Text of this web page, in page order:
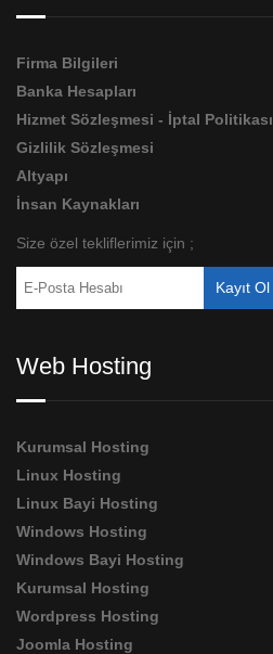
Firma Bilgileri
Banka Hesapları
Hizmet Sözleşmesi - İptal Politikası
Gizlilik Sözleşmesi
Altyapı
İnsan Kaynakları
Size özel tekliflerimiz için ;
Web Hosting
Kurumsal Hosting
Linux Hosting
Linux Bayi Hosting
Windows Hosting
Windows Bayi Hosting
Kurumsal Hosting
Wordpress Hosting
Joomla Hosting